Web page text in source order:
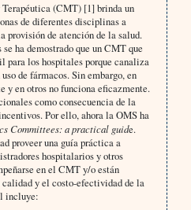
(CMT) [1] brinda un
de diferentes disciplinas a
provisión de atención de la salud.
ha demostrado que un CMT que
para los hospitales porque canaliza
de fármacos. Sin embargo, en
y en otros no funciona eficazmente.
como consecuencia de la
Por ello, ahora la OMS ha
Committees: a practical guide.
proveer una guía práctica a
hospitalarios y otros
en el CMT y/o están
y el costo-efectividad de la
incluye: